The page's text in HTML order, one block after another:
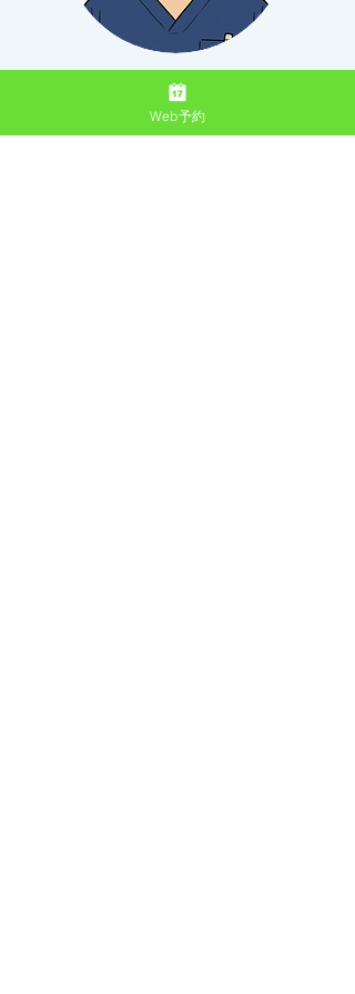
鈴木
​（膝・スポーツ）
Web予約